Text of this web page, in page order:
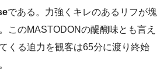
である。力強くキレのあるリフが塊
このMASTODONの醍醐味とも言え
くる迫力を観客は65分に渡り終始